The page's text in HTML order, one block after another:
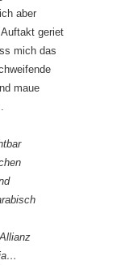
aber
geriet
mich das
maue